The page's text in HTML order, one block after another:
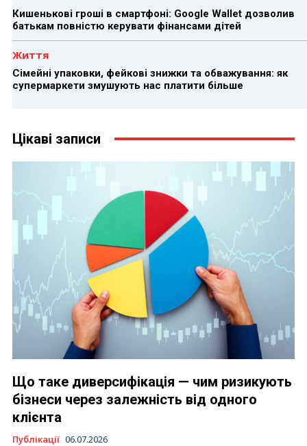
Кишенькові гроші в смартфоні: Google Wallet дозволив
батькам повністю керувати фінансами дітей
Життя
Сімейні упаковки, фейкові знижки та обважування: як
супермаркети змушують нас платити більше
Цікаві записи
Що таке диверсифікація — чим ризикують
бізнеси через залежність від одного
клієнта
Публікації 06.07.2026